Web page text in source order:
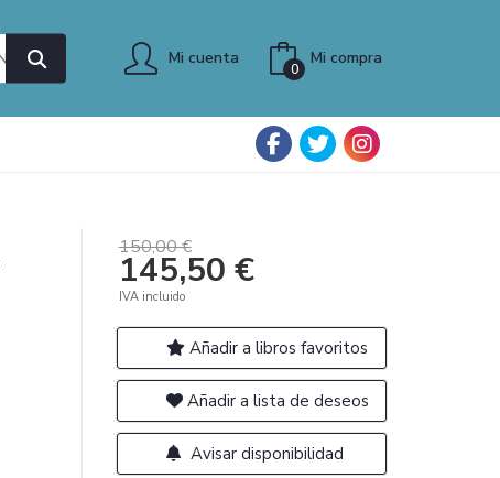
Mi cuenta Mi compra
0
150,00 €
145,50 €
IVA incluido
Añadir a libros favoritos
Añadir a lista de deseos
Avisar disponibilidad